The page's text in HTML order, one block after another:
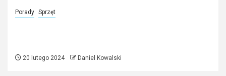
Porady Sprzęt
20 lutego 2024 Daniel Kowalski